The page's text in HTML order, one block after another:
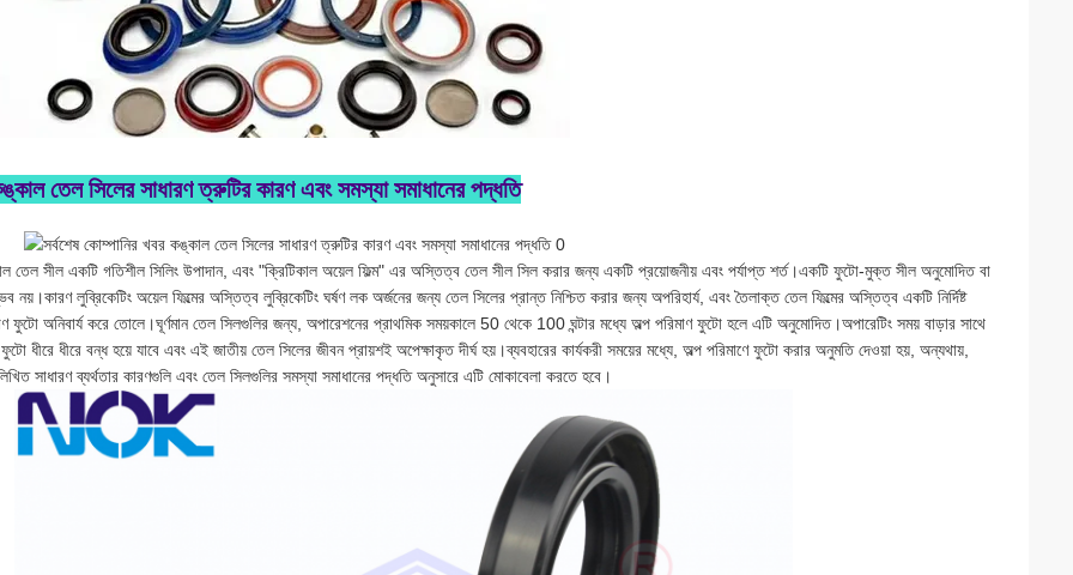
তেল সিলের সাধারণ ত্রুটির কারণ এবং সমস্যা সমাধানের পদ্ধতি
তেল সীল একটি গতিশীল সিলিং উপাদান, এবং "ক্রিটিকাল অয়েল ফিল্ম" এর অস্তিত্ব তেল সীল সিল করার জন্য একটি প্রয়োজনীয় এবং পর্যাপ্ত শর্ত।একটি ফুটো-মুক্ত সীল অনুমোদিত বা
নয়।কারণ লুব্রিকেটিং অয়েল ফিল্মের অস্তিত্ব লুব্রিকেটিং ঘর্ষণ লক অর্জনের জন্য তেল সিলের প্রান্ত নিশ্চিত করার জন্য অপরিহার্য, এবং তৈলাক্ত তেল ফিল্মের অস্তিত্ব একটি নির্দিষ্ট
ফুটো অনিবার্য করে তোলে।ঘূর্ণমান তেল সিলগুলির জন্য, অপারেশনের প্রাথমিক সময়কালে 50 থেকে 100 ঘন্টার মধ্যে অল্প পরিমাণ ফুটো হলে এটি অনুমোদিত।অপারেটিং সময় বাড়ার সাথে
ধীরে ধীরে বন্ধ হয়ে যাবে এবং এই জাতীয় তেল সিলের জীবন প্রায়শই অপেক্ষাকৃত দীর্ঘ হয়।ব্যবহারের কার্যকরী সময়ের মধ্যে, অল্প পরিমাণে ফুটো করার অনুমতি দেওয়া হয়, অন্যথায়,
সাধারণ ব্যর্থতার কারণগুলি এবং তেল সিলগুলির সমস্যা সমাধানের পদ্ধতি অনুসারে এটি মোকাবেলা করতে হবে।